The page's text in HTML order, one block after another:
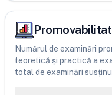
Numărul de examinări
teoretică și practică a
total de examinări